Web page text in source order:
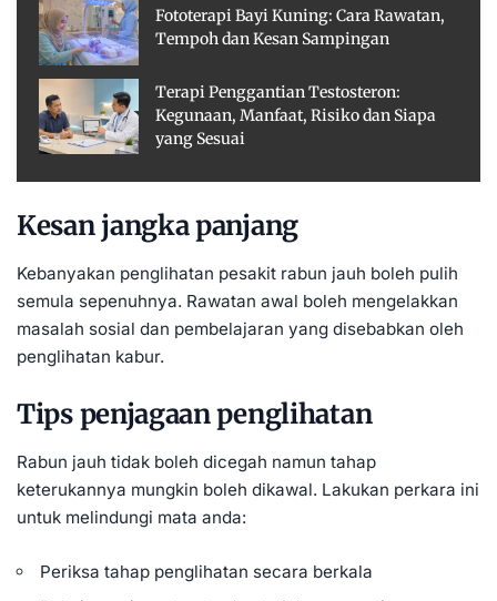
Fototerapi Bayi Kuning: Cara Rawatan,
Tempoh dan Kesan Sampingan
Terapi Penggantian Testosteron:
Kegunaan, Manfaat, Risiko dan Siapa
yang Sesuai
Kesan jangka panjang
Kebanyakan penglihatan pesakit rabun jauh boleh pulih
semula sepenuhnya. Rawatan awal boleh mengelakkan
masalah sosial dan pembelajaran yang disebabkan oleh
penglihatan kabur.
Tips penjagaan penglihatan
Rabun jauh tidak boleh dicegah namun tahap
keterukannya mungkin boleh dikawal. Lakukan perkara ini
untuk melindungi mata anda:
Periksa tahap penglihatan secara berkala